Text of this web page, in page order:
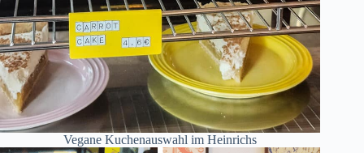
Vegane Kuchenauswahl im Heinrichs